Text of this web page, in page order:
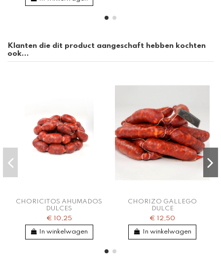
Klanten die dit product aangeschaft hebben kochten
ook...
CHORICITOS AHUMADOS
DULCES
€ 10,25
In winkelwagen
CHORIZO GALLEGO
DULCE
€ 12,50
In winkelwagen